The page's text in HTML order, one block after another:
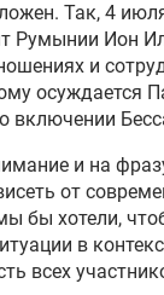
Россию в
от Румынии
на зиму
не против
с Россией —
Так, 4
Румынии Ион
и
осуждается
включении
и на
от
бы хотели,
в
всех